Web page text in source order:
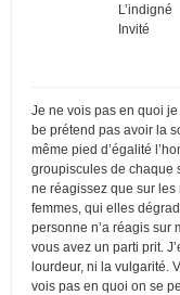
L’indigné
Invité
Je ne vois pas en quoi
be prétend pas avoir la
même pied d’égalité
groupiscules de chaque
ne réagissez que sur les
femmes, qui elles
personne n’a réagis sur
vous avez un parti prit.
lourdeur, ni la vulgarité.
vois pas en quoi on se